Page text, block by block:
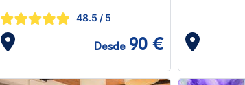
48.5 / 5
Desde 90 €